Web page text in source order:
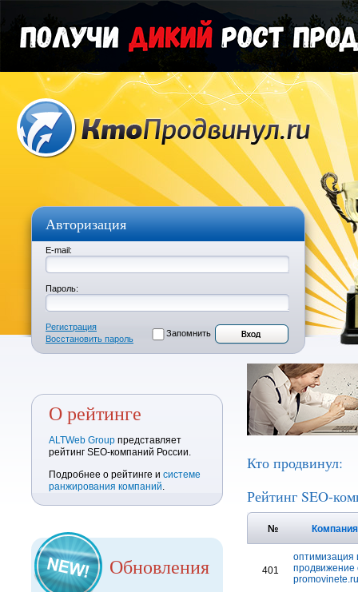
Авторизация
E-mail:
Пароль:
Регистрация
Восстановить пароль
Запомнить
О рейтинге
ALTWeb Group представляет
рейтинг SEO-компаний России.
Подробнее о рейтинге и системе
ранжирования компаний.
Обновления
Кто продвинул:
Рейтинг SEO-
№
401
оптимизация
продвижение
promovinete.ru